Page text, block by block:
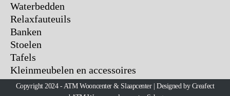
Waterbedden
Relaxfauteuils
Banken
Stoelen
Tafels
Kleinmeubelen en accessoires
Copyright 2024 - ATM Wooncenter & Slaapcenter | Designed by Creafect